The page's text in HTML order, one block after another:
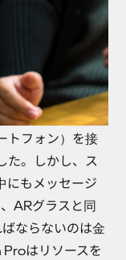
トフォン）を接
た。しかし、ス
にもメッセージ
ARグラスと同
ならないのは金
はリソースを